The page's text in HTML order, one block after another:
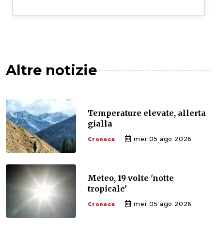
Altre notizie
Temperature elevate, allerta
gialla
Cronaca mer 05 ago 2026
Meteo, 19 volte 'notte
tropicale'
Cronaca mer 05 ago 2026